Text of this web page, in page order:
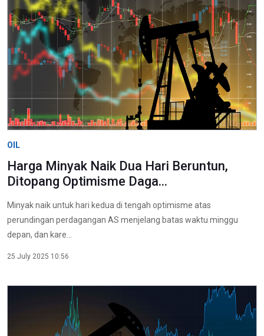
OIL
Harga Minyak Naik Dua Hari Beruntun,
Ditopang Optimisme Daga...
Minyak naik untuk hari kedua di tengah optimisme atas
perundingan perdagangan AS menjelang batas waktu minggu
depan, dan kare...
25 July 2025 10:56